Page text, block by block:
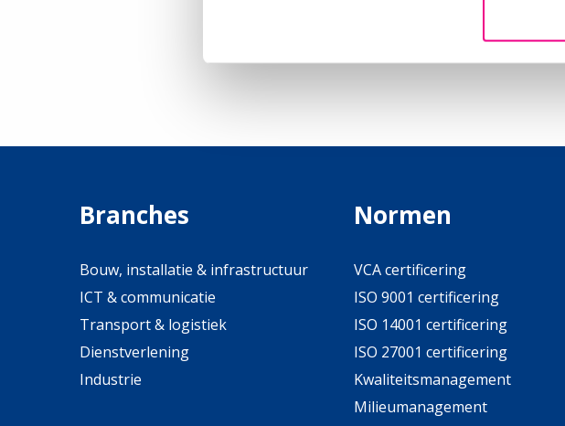
Branches
Bouw, installatie & infrastructuur
ICT & communicatie
Transport & logistiek
Dienstverlening
Industrie
Normen
VCA certificering
ISO 9001 certificering
ISO 14001 certificering
ISO 27001 certificering
Kwaliteitsmanagement
Milieumanagement